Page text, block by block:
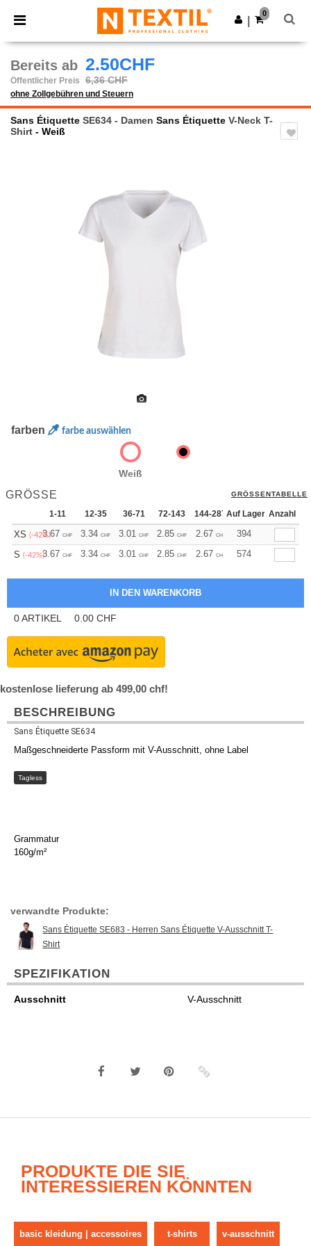
× Ntextil App
Bessere Preise in der App!
App holen
0
Bereits ab 2.50CHF
Öffentlicher Preis 6,36 CHF
ohne Zollgebühren und Steuern
Sans Étiquette SE634 - Damen Sans Étiquette V-Neck T-
Shirt - Weiß
farben farbe auswählen
Weiß
GRÖSSE GRÖSSENTABELLE
1-11 12-35 36-71 72-143 144-287 288 + Mehr
Auf Lager Anzahl
XS (-42%)3.67 CHF 3.34 CHF 3.01 CHF 2.85 CHF 2.67 CHF 2.50
394
S (-42%)3.67 CHF 3.34 CHF 3.01 CHF 2.85 CHF 2.67 CHF 2.50
574
0ARTIKEL 0.00 CHF
kostenlose lieferung ab 499,00 chf!
BESCHREIBUNG
Sans Étiquette SE634
Maßgeschneiderte Passform mit V-Ausschnitt, ohne Label
Tagless
Grammatur
160g/m²
verwandte Produkte:
Sans Étiquette SE683 - Herren Sans Étiquette V-Ausschnitt T-
Shirt
SPEZIFIKATION
Ausschnitt V-Ausschnitt
PRODUKTE DIE SIE
INTERESSIEREN KÖNNTEN
basic kleidung | accessoires t-shirts v-ausschnitt